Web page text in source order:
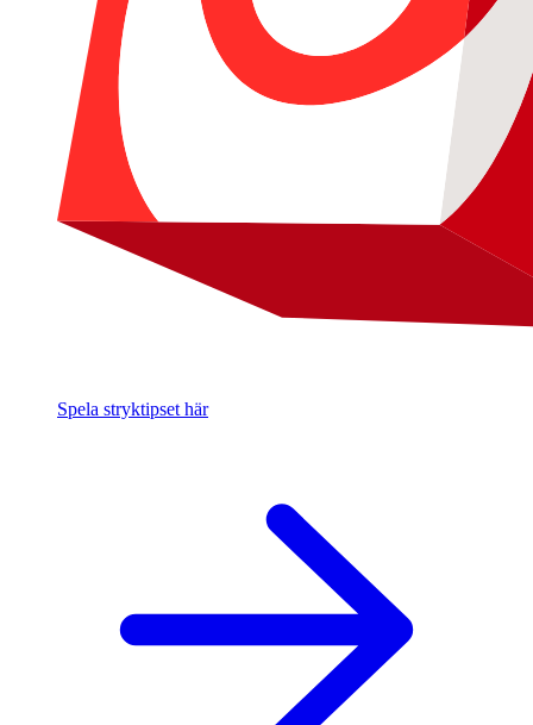
Spela stryktipset här